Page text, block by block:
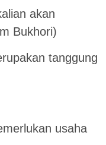
akan
Bukhori)
tanggung
usaha